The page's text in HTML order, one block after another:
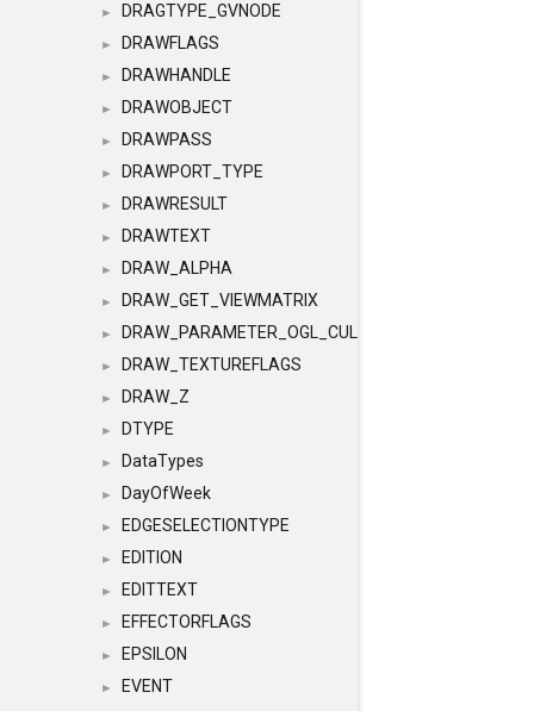
► DRAGTYPE_GVNODE
► DRAWFLAGS
► DRAWHANDLE
► DRAWOBJECT
► DRAWPASS
► DRAWPORT_TYPE
► DRAWRESULT
► DRAWTEXT
► DRAW_ALPHA
► DRAW_GET_VIEWMATRIX
► DRAW_PARAMETER_OGL_CULLING
► DRAW_TEXTUREFLAGS
► DRAW_Z
► DTYPE
► DataTypes
► DayOfWeek
► EDGESELECTIONTYPE
► EDITION
► EDITTEXT
► EFFECTORFLAGS
► EPSILON
►
EVENT